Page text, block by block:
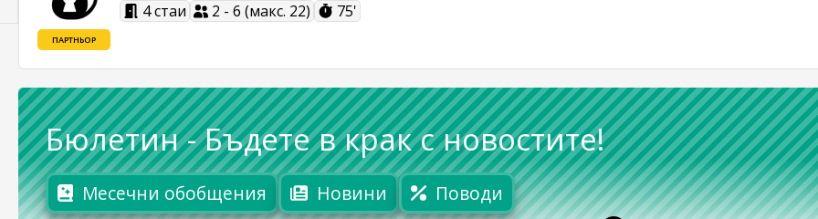
ПАРТНЬОР
4 стаи 2 - 6 (макс. 22) 75'
Бюлетин -Бъдете в крак с новостите!
Месечни обобщения Новини Поводи